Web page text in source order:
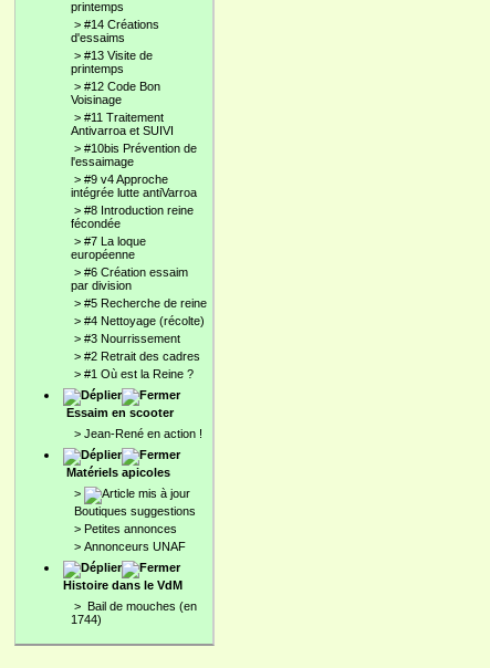
printemps
> #14 Créations
d'essaims
> #13 Visite de
printemps
> #12 Code Bon
Voisinage
> #11 Traitement
Antivarroa et SUIVI
> #10bis Prévention de
l'essaimage
> #9 v4 Approche
intégrée lutte antiVarroa
> #8 Introduction reine
fécondée
> #7 La loque
européenne
> #6 Création essaim
par division
> #5 Recherche de reine
> #4 Nettoyage (récolte)
> #3 Nourrissement
> #2 Retrait des cadres
> #1 Où est la Reine ?
Essaim en scooter
> Jean-René en action !
Matériels apicoles
>
Boutiques suggestions
> Petites annonces
> Annonceurs UNAF
Histoire dans le VdM
> Bail de mouches (en
1744)